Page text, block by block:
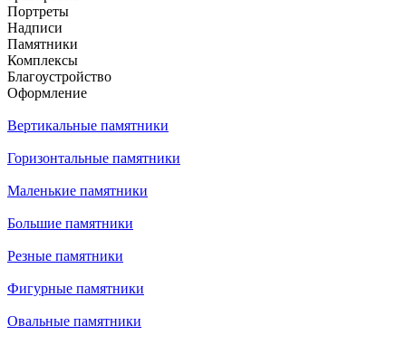
Портреты
Надписи
Памятники
Комплексы
Благоустройство
Оформление
Вертикальные памятники
Горизонтальные памятники
Маленькие памятники
Большие памятники
Резные памятники
Фигурные памятники
Овальные памятники